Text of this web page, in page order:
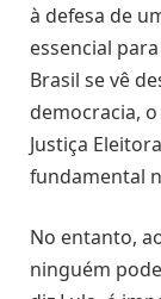
à defesa de
essencial
Brasil se vê
democracia,
Justiça
fundamental
No entanto,
ninguém